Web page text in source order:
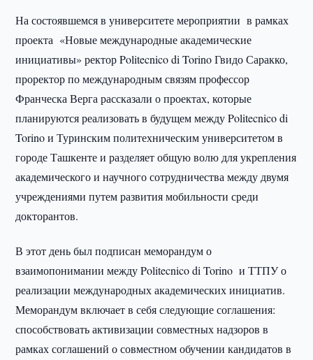
На состоявшемся в университете мероприятии в рамках
проекта «Новые международные академические
инициативы» ректор Politecnico di Torino Гвидо Саракко,
проректор по международным связям профессор
Франческа Верга рассказали о проектах, которые
планируются реализовать в будущем между Politecnico di
Torino и Туринским политехническим университетом в
городе Ташкенте и разделяет общую волю для укрепления
академического и научного сотрудничества между двумя
учреждениями путем развития мобильности среди
докторантов.
В этот день был подписан меморандум о
взаимопонимании между Politecnico di Torino и ТТПУ о
реализации международных академических инициатив.
Меморандум включает в себя следующие соглашения:
способствовать активизации совместных надзоров в
рамках соглашений о совместном обучении кандидатов в